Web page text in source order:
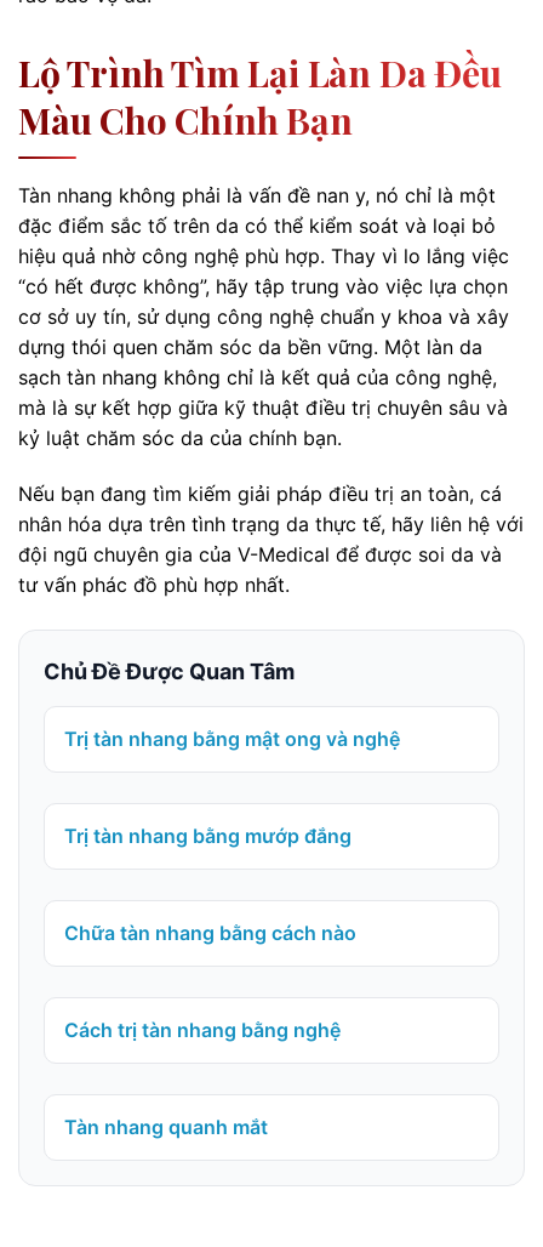
Lộ Trình Tìm Lại Làn Da Đều
Màu Cho Chính Bạn
Tàn nhang không phải là vấn đề nan y, nó chỉ là một
đặc điểm sắc tố trên da có thể kiểm soát và loại bỏ
hiệu quả nhờ công nghệ phù hợp. Thay vì lo lắng việc
“có hết được không”, hãy tập trung vào việc lựa chọn
cơ sở uy tín, sử dụng công nghệ chuẩn y khoa và xây
dựng thói quen chăm sóc da bền vững. Một làn da
sạch tàn nhang không chỉ là kết quả của công nghệ,
mà là sự kết hợp giữa kỹ thuật điều trị chuyên sâu và
kỷ luật chăm sóc da của chính bạn.
Nếu bạn đang tìm kiếm giải pháp điều trị an toàn, cá
nhân hóa dựa trên tình trạng da thực tế, hãy liên hệ với
đội ngũ chuyên gia của V-Medical để được soi da và
tư vấn phác đồ phù hợp nhất.
Chủ Đề Được Quan Tâm
Trị tàn nhang bằng mật ong và nghệ
Trị tàn nhang bằng mướp đắng
Chữa tàn nhang bằng cách nào
Cách trị tàn nhang bằng nghệ
Tàn nhang quanh mắt